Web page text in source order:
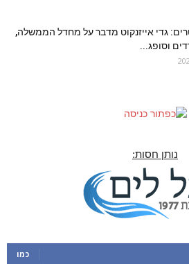
גדי אייזנקוט מדבר על מחדל הממשלה,
וסופג...
נותן חסות:
כמו